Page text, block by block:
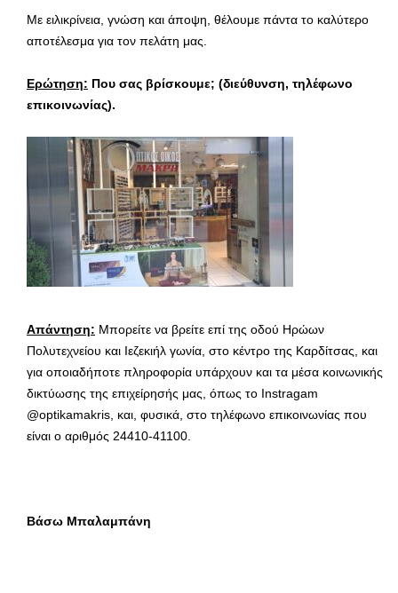
Με ειλικρίνεια, γνώση και άποψη, θέλουμε πάντα το καλύτερο
αποτέλεσμα για τον πελάτη μας.
Ερώτηση: Που σας βρίσκουμε; (διεύθυνση, τηλέφωνο
επικοινωνίας).
Απάντηση: Μπορείτε να βρείτε επί της οδού Ηρώων
Πολυτεχνείου και Ιεζεκιήλ γωνία, στο κέντρο της Καρδίτσας, και
για οποιαδήποτε πληροφορία υπάρχουν και τα μέσα κοινωνικής
δικτύωσης της επιχείρησής μας, όπως το Instragam
@optikamakris, και, φυσικά, στο τηλέφωνο επικοινωνίας που
είναι ο αριθμός 24410-41100.
Βάσω Μπαλαμπάνη